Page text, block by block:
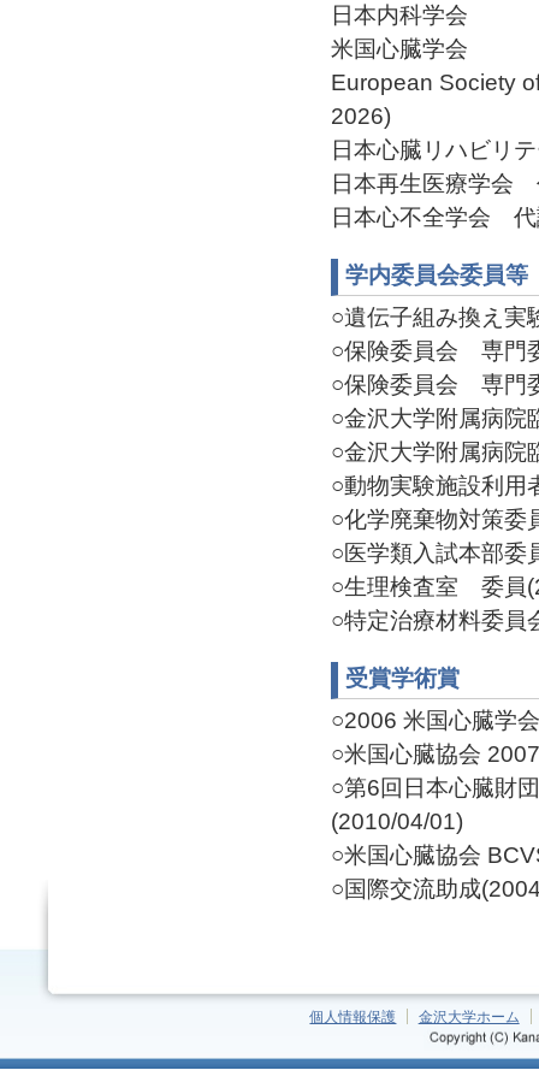
日本内科学会
米国心臓学会
European Society
2026)
日本心臓リハビリ
日本再生医療学会
日本心不全学会
学内委員会委員等
○遺伝子組み換え
○保険委員会 専門
○保険委員会 専門
○金沢大学附属病
○金沢大学附属病
○動物実験施設利用
○化学廃棄物対策委
○医学類入試本部
○生理検査室 委員
○特定治療材料委
受賞学術賞
○2006 米国心臓学
○米国心臓協会
○第6回日本心臓財
(2010/04/01)
○米国心臓協会
○国際交流助成
個人情報保護 金沢大学ホーム